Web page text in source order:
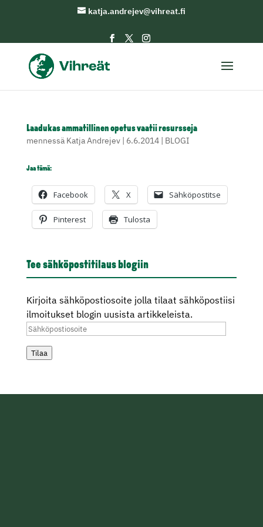
katja.andrejev@vihreat.fi
Laadukas ammatillinen opetus vaatii resursseja
mennessä Katja Andrejev| 6.6.2014| BLOGI
Jaa tämä:
Facebook X Sähköpostitse
Pinterest Tulosta
Tee sähköpostitilaus blogiin
Kirjoita sähköpostiosoite jolla tilaat sähköpostiisi
ilmoitukset blogin uusista artikkeleista.
Sähköpostiosoite
Tilaa